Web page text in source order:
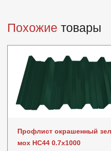
Похожие товары
Профлист окрашенный
мох НС44 0.7x1000